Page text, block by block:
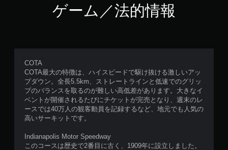
ゲーム／法的情報
COTA
COTA最大の特徴は、ハイスピードで駆け抜ける激しいアッ
プダウン。全長5.5km、ストレートラインと低速でのグリッ
プのバランスを取るのが難しい高低差があります。大きなイ
ベントが開催されるたびにチケットが完売となり、週末のレ
ースでは40万人の観客動員を記録するなど、地元でも人気の
高いサーキットです。
Indianapolis Motor Speedway
このコースは歴史で2番目に古く、1909年に設立しました。